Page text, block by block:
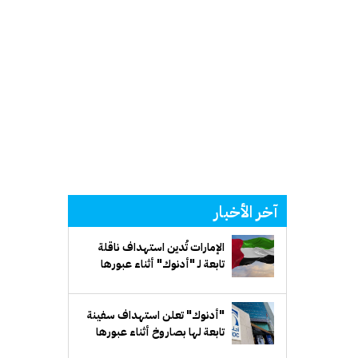
آخر الأخبار
الإمارات تُدين استهداف ناقلة
تابعة لـ "أدنوك" أثناء عبورها
"أدنوك" تعلن استهداف سفينة
تابعة لها بصاروخ أثناء عبورها